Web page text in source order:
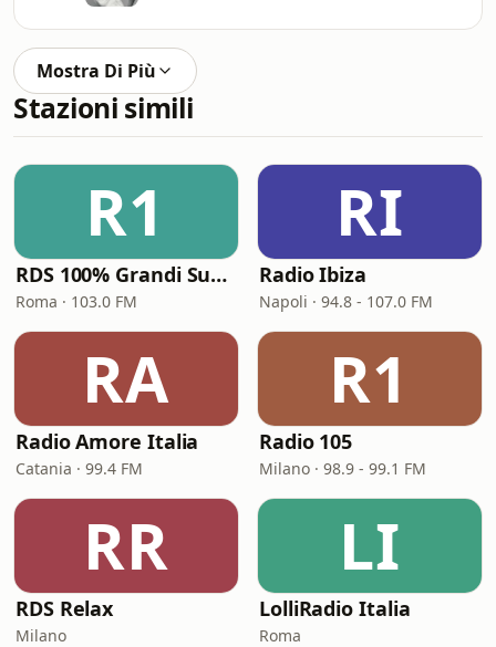
Mostra Di Più
Stazioni simili
R1
RDS 100% Grandi Successi
Roma · 103.0 FM
RI
Radio Ibiza
Napoli · 94.8 - 107.0 FM
RA
Radio Amore Italia
Catania · 99.4 FM
R1
Radio 105
Milano · 98.9 - 99.1 FM
RR
RDS Relax
Milano
LI
LolliRadio Italia
Roma